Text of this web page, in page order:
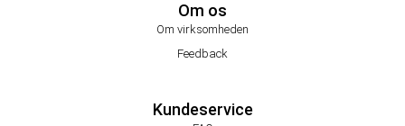
Om os
Om virksomheden
Feedback
Kundeservice